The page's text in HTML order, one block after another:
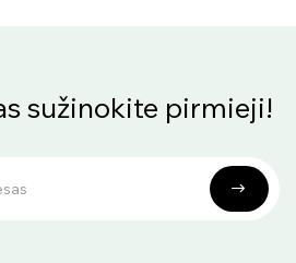
sužinokite pirmieji!